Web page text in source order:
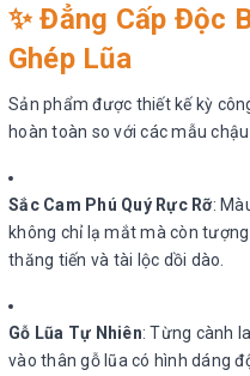
✨Đẳng Cấp Độc
Ghép Lũa
Sản phẩm được thiết kế kỳ
hoàn toàn so với các mẫu
Sắc Cam Phú Quý Rực Rỡ:
không chỉ lạ mắt mà còn
thăng tiến và tài lộc dồi dào.
Gỗ Lũa Tự Nhiên: Từng cành
vào thân gỗ lũa có hình dáng